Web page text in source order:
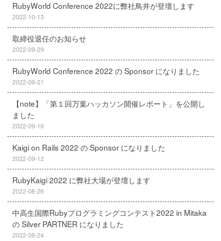
RubyWorld Conference 2022に弊社鳥井が登壇します
2022-10-13
取締役退任のお知らせ
2022-09-29
RubyWorld Conference 2022 の Sponsor になりました
2022-09-21
【note】「第１回万葉ハッカソン開催レポート」を公開し
ました
2022-09-16
Kaigi on Rails 2022 の Sponsor になりました
2022-09-12
RubyKaigi 2022 に弊社大場が登壇します
2022-08-26
中高生国際Rubyプログラミングコンテスト2022 in Mitaka
の Silver PARTNER になりました
2022-08-24